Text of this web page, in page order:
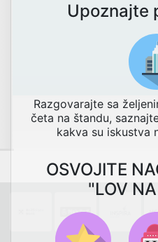
Upoznajte
Razgovarajte sa
četa na štandu,
kakva su iskustva
OSVOJITE
"LOV